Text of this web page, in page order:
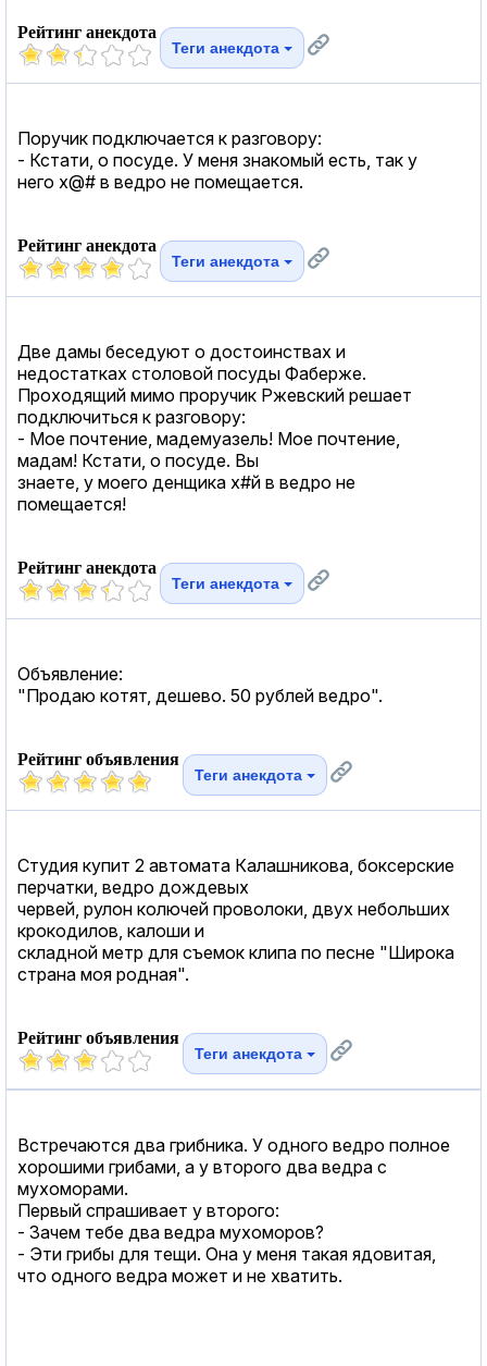
Рейтинг анекдота
Теги анекдота
Поручик подключается к разговору:
- Кстати, о посуде. У меня знакомый есть, так у
него х@# в ведро не помещается.
Рейтинг анекдота
Теги анекдота
Две дамы беседуют о достоинствах и
недостатках столовой посуды Фаберже.
Проходящий мимо проручик Ржевский решает
подключиться к разговору:
- Мое почтение, мадемуазель! Мое почтение,
мадам! Кстати, о посуде. Вы
знаете, у моего денщика х#й в ведро не
помещается!
Рейтинг анекдота
Теги анекдота
Объявление:
"Продаю котят, дешево. 50 рублей ведро".
Рейтинг объявления
Теги анекдота
Студия купит 2 автомата Калашникова, боксерские
перчатки, ведро дождевых
червей, рулон колючей проволоки, двух небольших
крокодилов, калоши и
складной метр для съемок клипа по песне "Широка
страна моя родная".
Рейтинг объявления
Теги анекдота
Встречаются два грибника. У одного ведро полное
хорошими грибами, а у второго два ведра с
мухоморами.
Первый cпрашивает у второго:
- Зачем тебе два ведра мухоморов?
- Эти грибы для тещи. Она у меня такая ядовитая,
что одного ведра может и не хватить.